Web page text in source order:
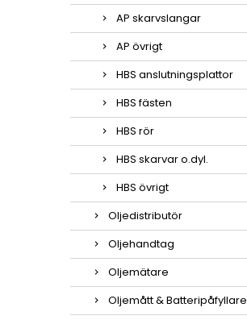
AP skarvslangar
AP övrigt
HBS anslutningsplattor
HBS fästen
HBS rör
HBS skarvar o.dyl.
HBS övrigt
Oljedistributör
Oljehandtag
Oljemätare
Oljemått & Batteripåfyllare